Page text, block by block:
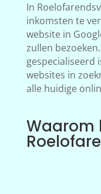
In
inkomsten te
website in
zullen
gespecialiseerd
websites in
alle huidige
Waarom